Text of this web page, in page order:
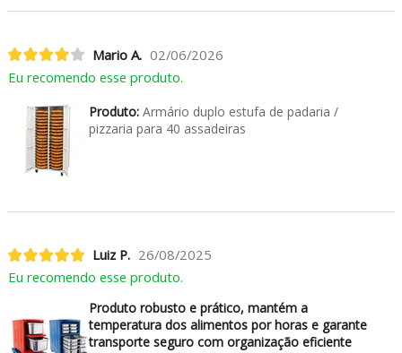
Mario A. 02/06/2026
Eu recomendo esse produto.
Produto:Armário duplo estufa de padaria /
pizzaria para 40 assadeiras
Luiz P. 26/08/2025
Eu recomendo esse produto.
Produto robusto e prático, mantém a
temperatura dos alimentos por horas e garante
transporte seguro com organização eficiente